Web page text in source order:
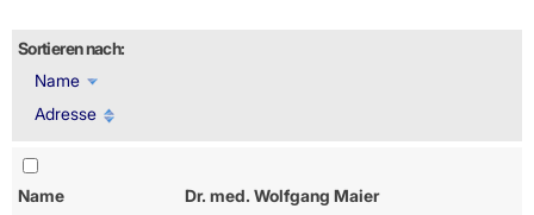
Sortieren nach:
Name
Adresse
Name Dr. med. Wolfgang Maier